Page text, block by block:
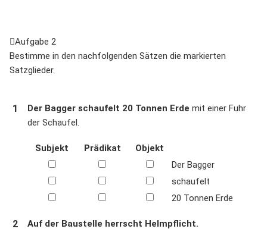
Aufgabe 2
Bestimme in den nachfolgenden Sätzen die markierten
Satzglieder.
1 Der Bagger schaufelt 20 Tonnen Erde mit einer Fuhr
der Schaufel.
Subjekt Prädikat
Objekt
Der Bagger
schaufelt
20 Tonnen Erde
2 Auf der Baustelle herrscht Helmpflicht.